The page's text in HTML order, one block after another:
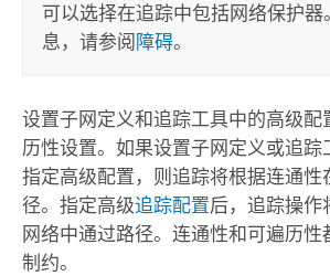
可以选择在追踪中包括网络保护器
息，请参阅 障碍。
设置子网定义和追踪工具中的高级配
历性设置。如果设置子网定义或追踪
指定高级配置，则追踪将根据连通性
径。指定高级追踪配置后，追踪操作
网络中通过路径。连通性和可遍历性
制约。